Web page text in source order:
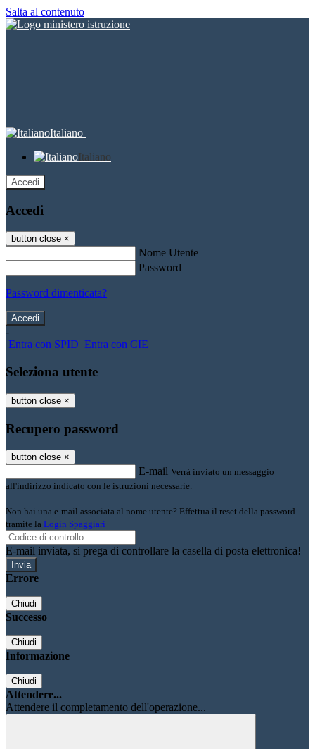
Salta al contenuto
Italiano
Italiano
Accedi
Accedi
button close ×
Nome Utente
Password
Password dimenticata?
-
Entra con SPID Entra con CIE
Seleziona utente
button close ×
Recupero password
button close ×
E-mail Verrà inviato un messaggio
all'indirizzo indicato con le istruzioni necessarie.
Non hai una e-mail associata al nome utente? Effettua il reset della password
tramite la Login Spaggiari
E-mail inviata, si prega di controllare la casella di posta elettronica!
Errore
Chiudi
Successo
Chiudi
Informazione
Chiudi
Attendere...
Attendere il completamento dell'operazione...